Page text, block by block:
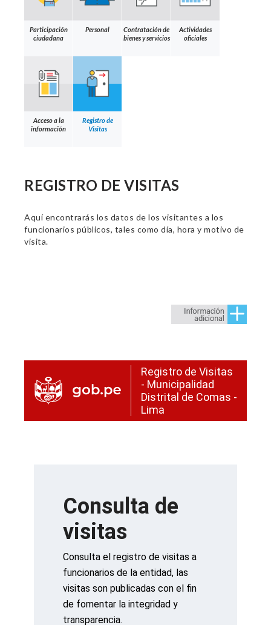
Participación
ciudadana
Personal
Contratación de
bienes y servicios
Actividades
oficiales
Acceso a la
información
Registro de
Visitas
REGISTRO DE VISITAS
Aquí encontrarás los datos de los visitantes a los
funcionarios públicos, tales como día, hora y motivo de
visita.